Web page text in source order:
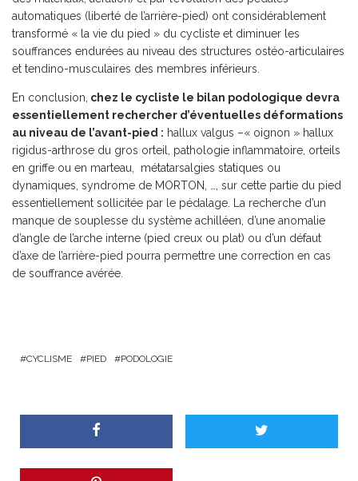
automatiques (liberté de l’arrière-pied) ont considérablement
transformé « la vie du pied » du cycliste et diminuer les
souffrances endurées au niveau des structures ostéo-articulaires
et tendino-musculaires des membres inférieurs.
En conclusion, chez le cycliste le bilan podologique devra
essentiellement rechercher d’éventuelles déformations
au niveau de l’avant-pied : hallux valgus –« oignon » hallux
rigidus-arthrose du gros orteil, pathologie inflammatoire, orteils
en griffe ou en marteau, métatarsalgies statiques ou
dynamiques, syndrome de MORTON, …, sur cette partie du pied
essentiellement sollicitée par le pédalage. La recherche d’un
manque de souplesse du système achilléen, d’une anomalie
d’angle de l’arche interne (pied creux ou plat) ou d’un défaut
d’axe de l’arrière-pied pourra permettre une correction en cas
de souffrance avérée.
CYCLISME PIED PODOLOGIE